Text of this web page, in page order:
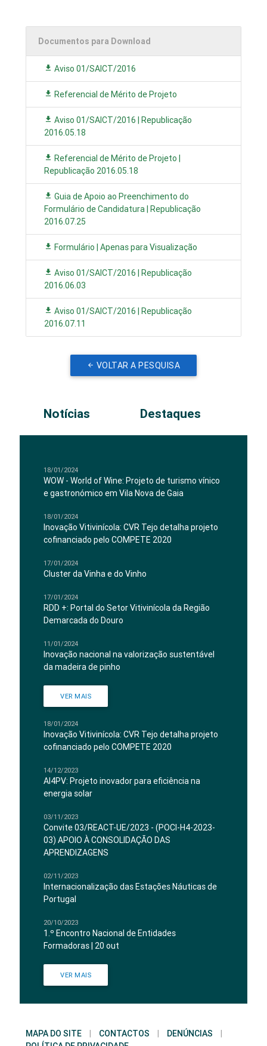
Documentos para Download
Aviso 01/SAICT/2016
Referencial de Mérito de Projeto
Aviso 01/SAICT/2016 | Republicação
2016.05.18
Referencial de Mérito de Projeto |
Republicação 2016.05.18
Guia de Apoio ao Preenchimento do
Formulário de Candidatura | Republicação
2016.07.25
Formulário | Apenas para Visualização
Aviso 01/SAICT/2016 | Republicação
2016.06.03
Aviso 01/SAICT/2016 | Republicação
2016.07.11
VOLTAR A PESQUISA
Notícias Destaques
18/01/2024
WOW - World of Wine: Projeto de turismo vínico
e gastronómico em Vila Nova de Gaia
18/01/2024
Inovação Vitivinícola: CVR Tejo detalha projeto
cofinanciado pelo COMPETE 2020
17/01/2024
Cluster da Vinha e do Vinho
17/01/2024
RDD +: Portal do Setor Vitivinícola da Região
Demarcada do Douro
11/01/2024
Inovação nacional na valorização sustentável
da madeira de pinho
VER MAIS
18/01/2024
Inovação Vitivinícola: CVR Tejo detalha projeto
cofinanciado pelo COMPETE 2020
14/12/2023
AI4PV: Projeto inovador para eficiência na
energia solar
03/11/2023
Convite 03/REACT-UE/2023 - (POCI-H4-2023-
03) APOIO À CONSOLIDAÇÃO DAS
APRENDIZAGENS
02/11/2023
Internacionalização das Estações Náuticas de
Portugal
20/10/2023
1.º Encontro Nacional de Entidades
Formadoras | 20 out
VER MAIS
MAPA DO SITE | CONTACTOS | DENÚNCIAS
|